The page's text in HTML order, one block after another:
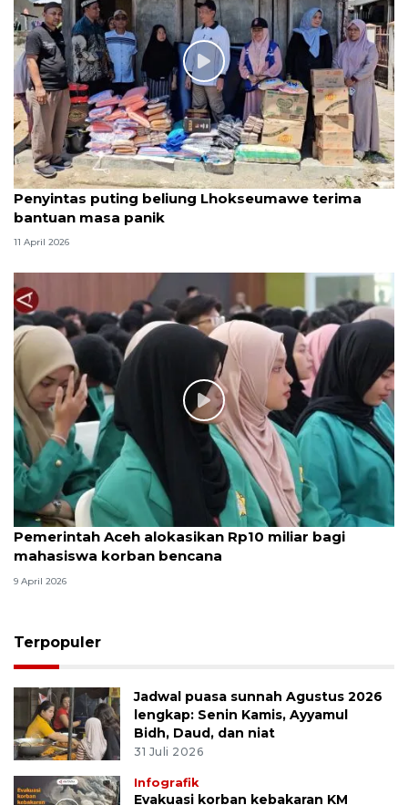
Penyintas puting beliung Lhokseumawe terima
bantuan masa panik
11 April 2026
Pemerintah Aceh alokasikan Rp10 miliar bagi
mahasiswa korban bencana
9 April 2026
Terpopuler
Jadwal puasa sunnah Agustus 2026
lengkap: Senin Kamis, Ayyamul
Bidh, Daud, dan niat
31 Juli 2026
Infografik
Evakuasi korban kebakaran KM